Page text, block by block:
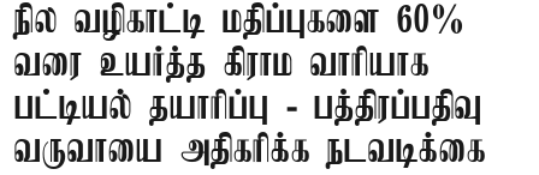
நில வழிகாட்டி மதிப்புகளை 60%
வரை உயர்த்த கிராம வாரியாக
பட்டியல் தயாரிப்பு - பத்திரப்பதிவு
வருவாயை அதிகரிக்க நடவடிக்கை